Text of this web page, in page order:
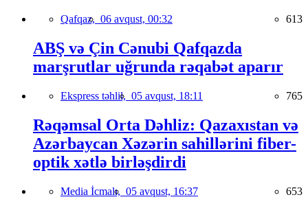
Qafqaz, 06 avqust, 00:32 613
ABŞ və Çin Cənubi Qafqazda
marşrutlar uğrunda rəqabət aparır
Ekspress təhlil, 05 avqust, 18:11 765
Rəqəmsal Orta Dəhliz: Qazaxıstan və
Azərbaycan Xəzərin sahillərini fiber-
optik xətlə birləşdirdi
Media İcmalı, 05 avqust, 16:37 653